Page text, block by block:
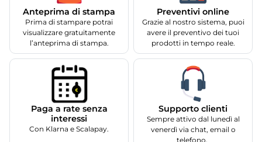
Anteprima di stampa
Prima di stampare potrai
visualizzare gratuitamente
l’anteprima di stampa.
Preventivi online
Grazie al nostro sistema, puoi
avere il preventivo dei tuoi
prodotti in tempo reale.
Paga a rate senza
interessi
Con Klarna e Scalapay.
Supporto clienti
Sempre attivo dal lunedì al
venerdì via chat, email o
telefono.